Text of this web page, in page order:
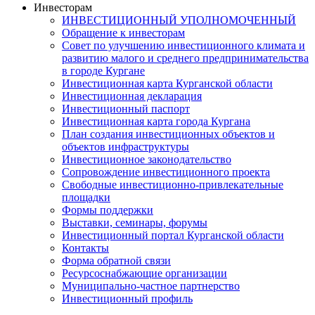
Инвесторам
ИНВЕСТИЦИОННЫЙ УПОЛНОМОЧЕННЫЙ
Обращение к инвесторам
Совет по улучшению инвестиционного климата и
развитию малого и среднего предпринимательства
в городе Кургане
Инвестиционная карта Курганской области
Инвестиционная декларация
Инвестиционный паспорт
Инвестиционная карта города Кургана
План создания инвестиционных объектов и
объектов инфраструктуры
Инвестиционное законодательство
Сопровождение инвестиционного проекта
Свободные инвестиционно-привлекательные
площадки
Формы поддержки
Выставки, семинары, форумы
Инвестиционный портал Курганской области
Контакты
Форма обратной связи
Ресурсоснабжающие организации
Муниципально-частное партнерство
Инвестиционный профиль